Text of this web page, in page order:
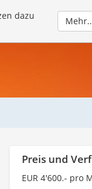
dazu
Preis und
EUR 4'600.- pro